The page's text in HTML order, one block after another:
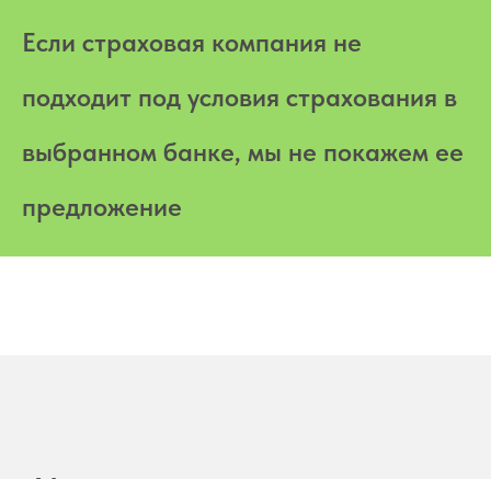
Если страховая компания не
подходит под условия страхования в
выбранном банке, мы не покажем ее
предложение